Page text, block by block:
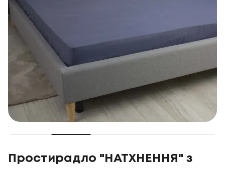
Простирадло "НАТХНЕННЯ" з